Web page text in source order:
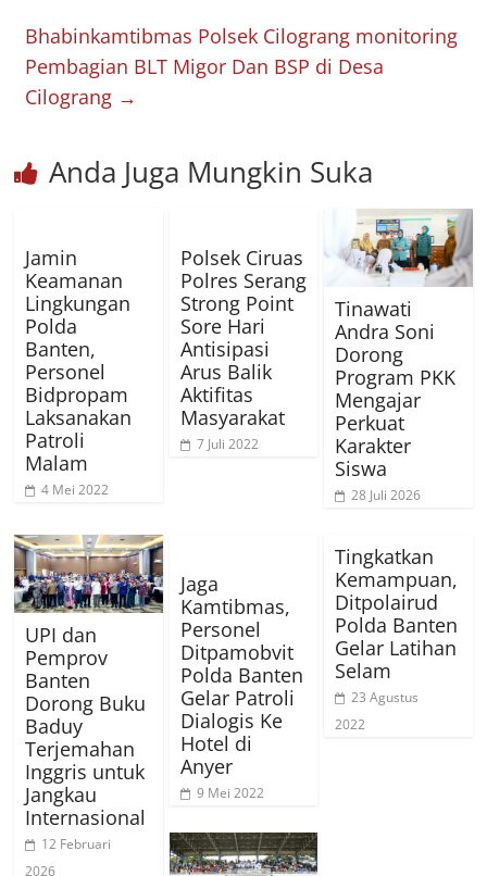
Bhabinkamtibmas Polsek Cilograng monitoring
Pembagian BLT Migor Dan BSP di Desa
Cilograng →
Anda Juga Mungkin Suka
Jamin
Keamanan
Lingkungan
Polda
Banten,
Personel
Bidpropam
Laksanakan
Patroli
Malam
4 Mei 2022
Polsek Ciruas
Polres Serang
Strong Point
Sore Hari
Antisipasi
Arus Balik
Aktifitas
Masyarakat
7 Juli 2022
Tinawati
Andra Soni
Dorong
Program PKK
Mengajar
Perkuat
Karakter
Siswa
28 Juli 2026
UPI dan
Pemprov
Banten
Dorong Buku
Baduy
Terjemahan
Inggris untuk
Jangkau
Internasional
12 Februari
2026
Jaga
Kamtibmas,
Personel
Ditpamobvit
Polda Banten
Gelar Patroli
Dialogis Ke
Hotel di
Anyer
9 Mei 2022
Tingkatkan
Kemampuan,
Ditpolairud
Polda Banten
Gelar Latihan
Selam
23 Agustus
2022